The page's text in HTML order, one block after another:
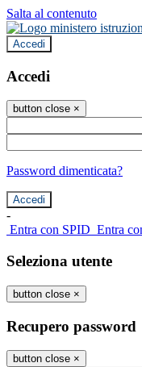
Salta al contenuto
Accedi
Accedi
button close ×
Password dimenticata?
-
Entra con SPID Entra
Seleziona utente
button close ×
Recupero password
button close ×